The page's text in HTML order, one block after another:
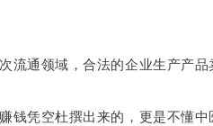
流通领域，合法的企业生产产
钱凭空杜撰出来的，更是不懂